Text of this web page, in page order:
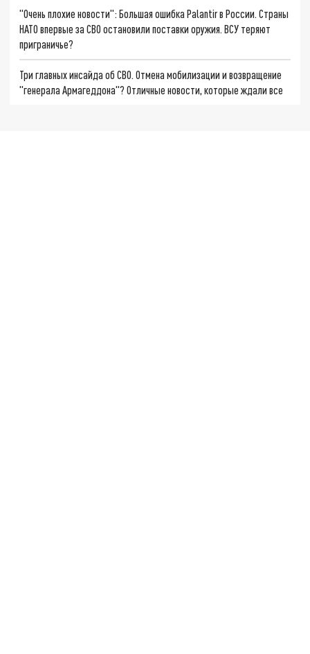
"Очень плохие новости": Большая ошибка Palantir в России. Страны
НАТО впервые за СВО остановили поставки оружия. ВСУ теряют
приграничье?
Три главных инсайда об СВО. Отмена мобилизации и возвращение
"генерала Армагеддона"? Отличные новости, которые ждали все